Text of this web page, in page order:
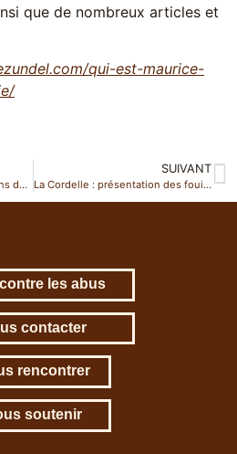
que de nombreux articles et
qui-est-maurice-
4 conférences sur les chrétiens de Terre Sainte en France
SUIVANT
La Cordelle : présentation des fouilles archéologiques
les abus
contacter
rencontrer
soutenir